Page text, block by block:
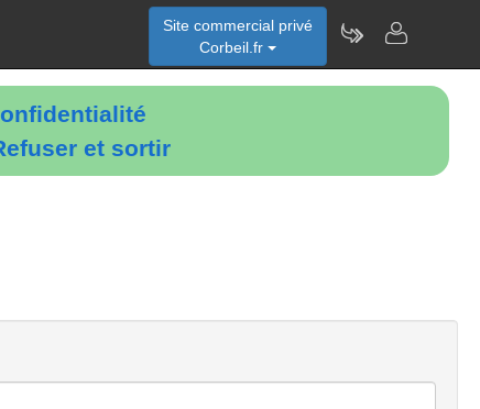
et sortir
Site commercial privé
Corbeil.fr